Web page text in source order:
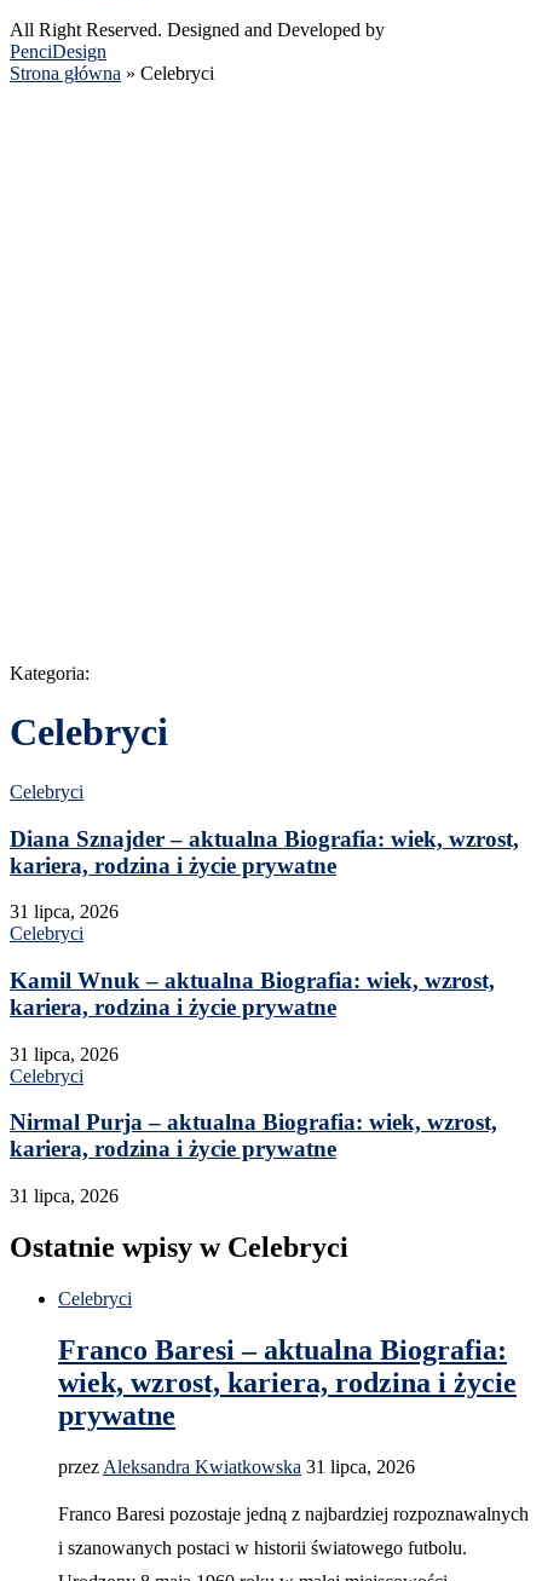
All Right Reserved. Designed and Developed by
PenciDesign
Strona główna » Celebryci
Kategoria:
Celebryci
Celebryci
Diana Sznajder – aktualna Biografia: wiek, wzrost,
kariera, rodzina i życie prywatne
31 lipca, 2026
Celebryci
Kamil Wnuk – aktualna Biografia: wiek, wzrost,
kariera, rodzina i życie prywatne
31 lipca, 2026
Celebryci
Nirmal Purja – aktualna Biografia: wiek, wzrost,
kariera, rodzina i życie prywatne
31 lipca, 2026
Ostatnie wpisy w Celebryci
Celebryci
Franco Baresi – aktualna Biografia:
wiek, wzrost, kariera, rodzina i życie
prywatne
przez Aleksandra Kwiatkowska 31 lipca, 2026
Franco Baresi pozostaje jedną z najbardziej rozpoznawalnych
i szanowanych postaci w historii światowego futbolu.